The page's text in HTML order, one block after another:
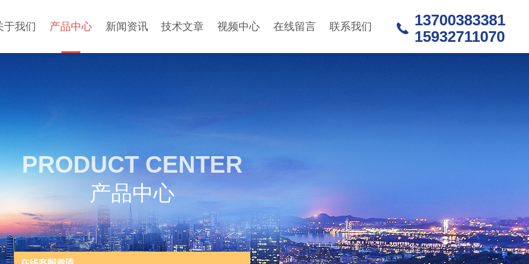
于我们 产品中心 新闻资讯 技术文章 视频中心 在线留言 联系我们
13700383381
15932711070
PRODUCT CENTER
产品中心